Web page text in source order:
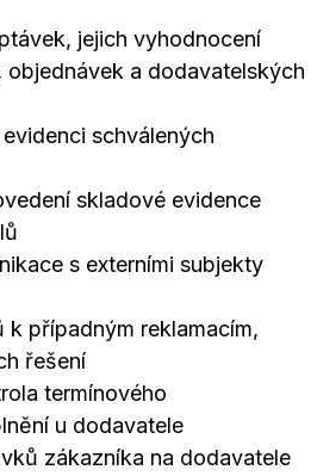
jejich vyhodnocení
objednávek a dodavatelských
schválených
skladové evidence
s externími subjekty
k případným reklamacím,
řešení
termínového
u dodavatele
zákazníka na dodavatele